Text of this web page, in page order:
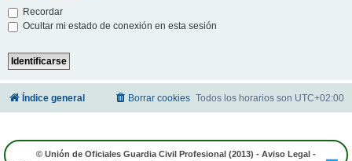
Recordar
Ocultar mi estado de conexión en esta sesión
Índice general Todos los horarios son UTC+02:00
Borrar cookies
© Unión de Oficiales Guardia Civil Profesional (2013) - Aviso Legal -